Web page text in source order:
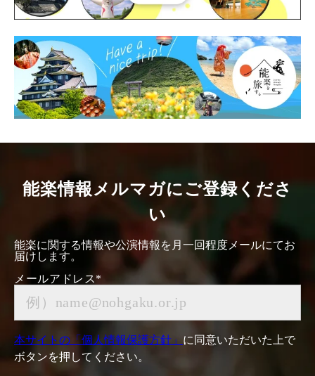
能楽情報メルマガにご登録くださ
い
能楽に関する情報や公演情報を月一回程度メールにてお
届けします。
メールアドレス*
本サイトの「個人情報保護方針」 に同意いただいた上で
ボタンを押してください。